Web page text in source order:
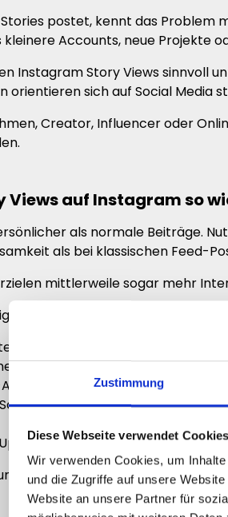
Zustimmung
Diese Webseite verwendet Cookies
Wir verwenden Cookies, um
und die Zugriffe auf unsere
Website an unsere Partner für
postet, kennt das
kleinere Accounts, neue Projekte
Instagram Story Views sinnvoll
orientieren sich auf Social
Creator, Influencer oder
Views auf Instagram so
als normale Beiträge.
als bei klassischen Feed-
mittlerweile sogar mehr
sind Stories heute für:
Inhalte
Aufrufe besitzen, wirken selbst